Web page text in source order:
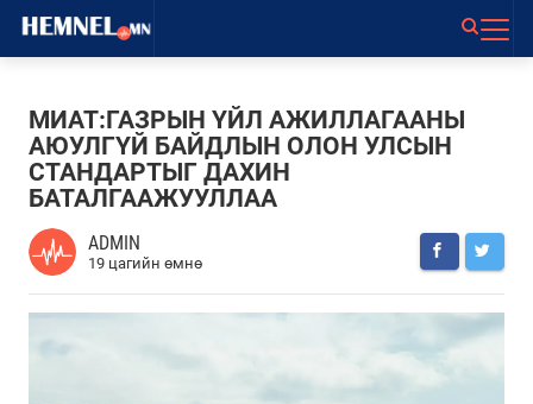
МИАТ:ГАЗРЫН ҮЙЛ АЖИЛЛАГААНЫ
АЮУЛГҮЙ БАЙДЛЫН ОЛОН УЛСЫН
СТАНДАРТЫГ ДАХИН
БАТАЛГААЖУУЛЛАА
ADMIN
19 цагийн өмнө